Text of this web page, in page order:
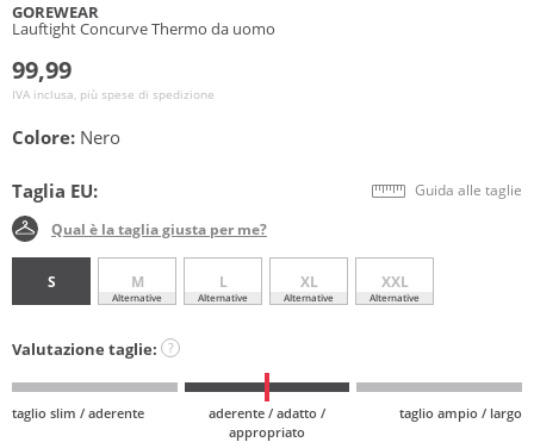
GOREWEAR
Lauftight Concurve Thermo da uomo
99,99
IVA inclusa, più spese di spedizione
Colore: Nero
Taglia EU: Guida alle taglie
Qual è la taglia giusta per me?
S M
Alternative
L
Alternative
XL
Alternative
XXL
Alternative
Valutazione taglie: ?
taglio slim / aderente
aderente / adatto /
appropriato
taglio ampio / largo